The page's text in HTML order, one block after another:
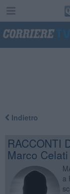
Indietro
RACCONTI
Marco Celati
a